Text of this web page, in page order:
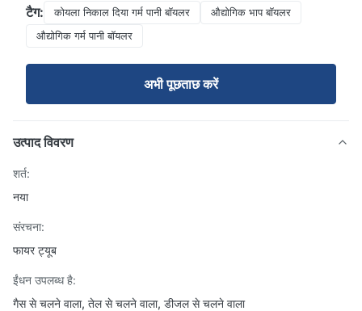
टैग: कोयला निकाल दिया गर्म पानी बॉयलर
औद्योगिक भाप बॉयलर
औद्योगिक गर्म पानी बॉयलर
अभी पूछताछ करें
उत्पाद विवरण
शर्त:
नया
संरचना:
फायर ट्यूब
ईंधन उपलब्ध है:
गैस से चलने वाला, तेल से चलने वाला, डीजल से चलने वाला